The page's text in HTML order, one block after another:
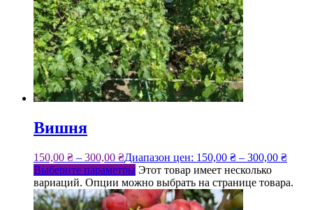
Вишня
150,00 ₴ – 300,00 ₴Диапазон цен: 150,00 ₴ – 300,00 ₴
Выберите параметры Этот товар имеет несколько
вариаций. Опции можно выбрать на странице товара.